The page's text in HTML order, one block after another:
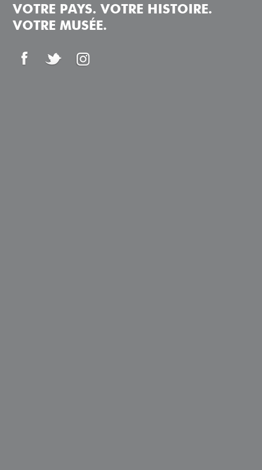
VOTRE PAYS. VOTRE HISTOIRE.
VOTRE MUSÉE.